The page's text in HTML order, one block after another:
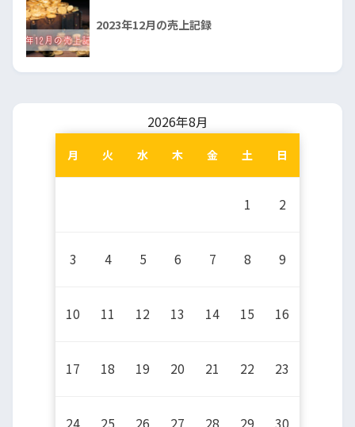
2023年12月の売上記録
2026年8月
月 火 水 木 金 土 日
1 2
3 4 5 6 7 8 9
10 11 12 13 14 15 16
17 18 19 20 21 22 23